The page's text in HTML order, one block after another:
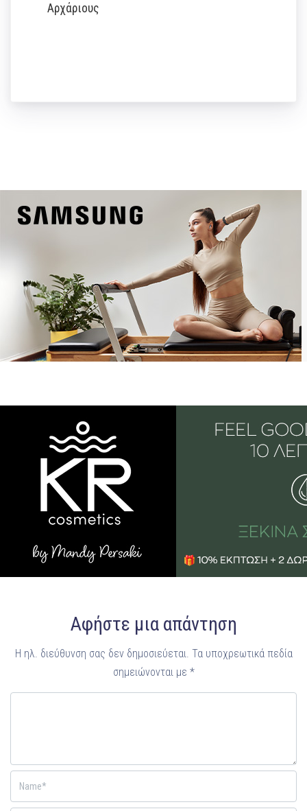
Αρχάριους
Αφήστε μια απάντηση
Η ηλ. διεύθυνση σας δεν δημοσιεύεται. Τα υποχρεωτικά πεδία
σημειώνονται με *